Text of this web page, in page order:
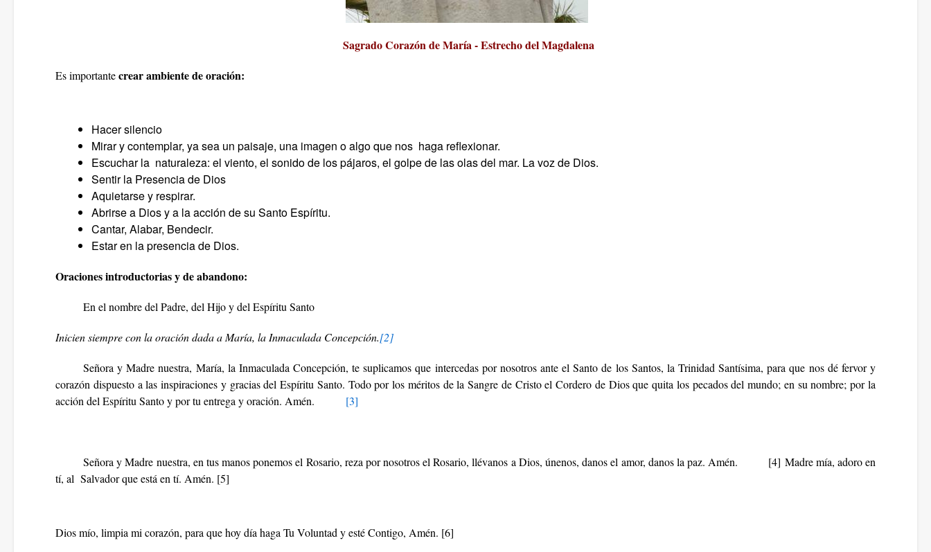
Sagrado Corazón de María - Estrecho del Magdalena
Es importantecrear ambiente de oración:
Hacer silencio
Mirar y contemplar, ya sea un paisaje, una imagen o algo que nos haga reflexionar.
Escuchar la naturaleza: el viento, el sonido de los pájaros, el golpe de las olas del mar. La voz de Dios.
Sentir la Presencia de Dios
Aquietarse y respirar.
Abrirse a Dios y a la acción de su Santo Espíritu.
Cantar, Alabar, Bendecir.
Estar en la presencia de Dios.
Oraciones introductorias y de abandono:
En el nombre del Padre, del Hijo y del Espíritu Santo
Inicien siempre con la oración dada a María, la Inmaculada Concepción.[2]
Señora y Madre nuestra, María, la Inmaculada Concepción, te suplicamos que intercedas por nosotros ante el Santo de los Santos, la Trinidad Santísima, para que nos dé fervor y
corazón dispuesto a las inspiraciones y gracias del Espíritu Santo. Todo por los méritos de la Sangre de Cristo el Cordero de Dios que quita los pecados del mundo; en su nombre; por la
acción del Espíritu Santo y por tu entrega y oración. Amén.
[3]
Señora y Madre nuestra, en tus manos ponemos el Rosario, reza por nosotros el Rosario, llévanos a Dios, únenos, danos el amor, danos la paz. Amén. [4] Madre mía, adoro en
tí, al Salvador que está en tí. Amén. [5]
Dios mío, limpia mi corazón, para que hoy día haga Tu Voluntad y esté Contigo, Amén. [6]